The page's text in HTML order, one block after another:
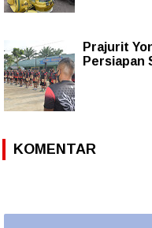
Prajurit
Persiapan
KOMENTAR